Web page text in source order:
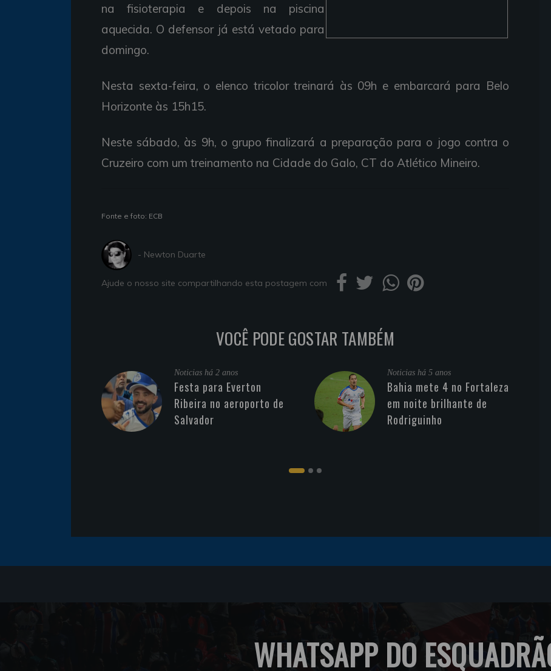
na fisioterapia e depois na piscina
aquecida. O defensor já está vetado para
domingo.
Nesta sexta-feira, o elenco tricolor treinará às 09h e embarcará para Belo
Horizonte às 15h15.
Neste sábado, às 9h, o grupo finalizará a preparação para o jogo contra o
Cruzeiro com um treinamento na Cidade do Galo, CT do Atlético Mineiro.
Fonte e foto: ECB
- Newton Duarte
Ajude o nosso site compartilhando esta postagem com
VOCÊ PODE GOSTAR TAMBÉM
Noticias há 2 anos
Festa para Everton
Ribeira no aeroporto de
Salvador
Noticias há 5 anos
Bahia mete 4 no Fortaleza
em noite brilhante de
Rodriguinho
WHATSAPP DO